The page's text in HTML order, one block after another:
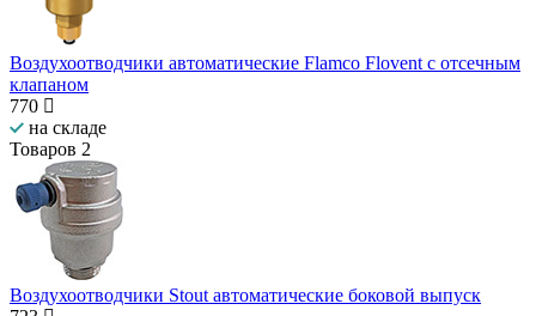
Воздухоотводчики автоматические Flamco Flovent с отсечным
клапаном
770
на складе
Товаров 2
Воздухоотводчики Stout автоматические боковой выпуск